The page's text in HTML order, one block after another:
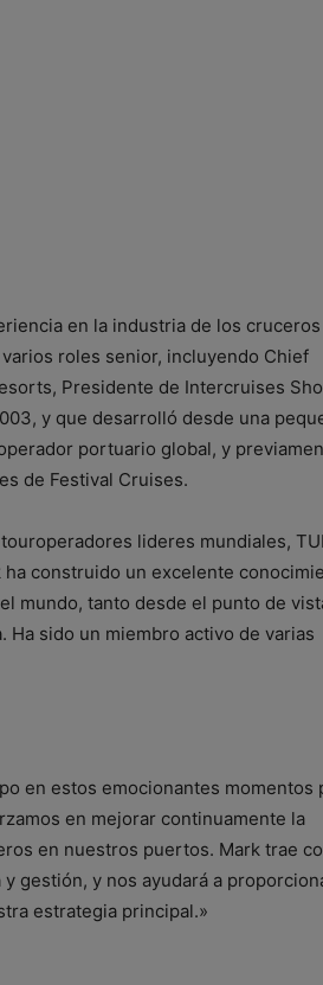
en la industria de los
roles senior, incluyendo Chief
Presidente de Intercruises
y que desarrolló desde una
portuario global, y
de Festival Cruises.
lideres mundiales,
construido un excelente
mundo, tanto desde el punto de
sido un miembro activo de varias
en estos emocionantes momentos
en mejorar continuamente la
en nuestros puertos. Mark trae
gestión, y nos ayudará a
estrategia principal.»